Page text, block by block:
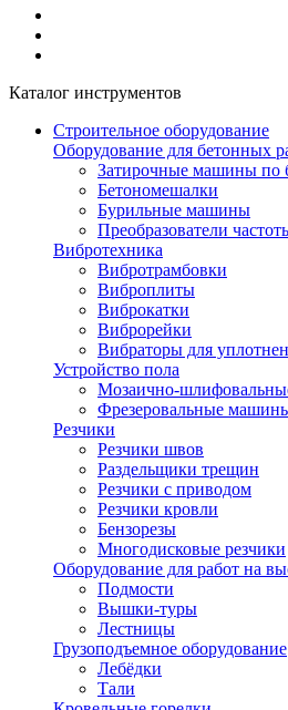
Каталог инструментов
Строительное оборудование
Оборудование для бетонных
Затирочные машины по
Бетономешалки
Бурильные машины
Преобразователи
Вибротехника
Вибротрамбовки
Виброплиты
Виброкатки
Виброрейки
Вибраторы для
Устройство пола
Мозаично-
Фрезеровальные
Резчики
Резчики швов
Раздельщики трещин
Резчики с приводом
Резчики кровли
Бензорезы
Многодисковые резчики
Оборудование для работ на
Подмости
Вышки-туры
Лестницы
Грузоподъемное оборудование
Лебёдки
Тали